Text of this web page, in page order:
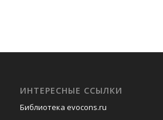
ИНТЕРЕСНЫЕ ССЫЛКИ
Библиотека evocons.ru